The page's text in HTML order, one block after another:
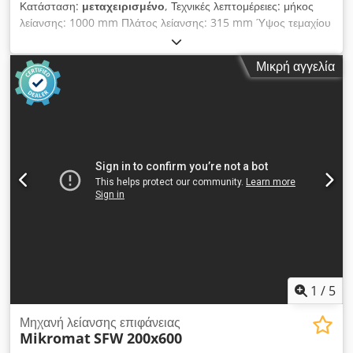
Κατάσταση: μεταχειρισμένο, Τεχνικές λεπτομέρειες: μήκος
λείανσης: 1000 mm Πλάτος λείανσης: 315 mm Ύψος τεμαχίου
εργασίας: 390 mm Dodpfx Aou Ngn Sjqiokr Ταχύτητα
τραπέζης: 2,5-25 m/min Επιφάνεια σύσφιξης τραπεζιού: 250 x
1000 mm Απόσταση τραπέζι - κέντρο ατράκτου: 550 mm
Διαστάσεις τροχού λείανσης: Ø μέγ. 315 x 13-63 x διάμετρος
οπής Ø 75 mm Τάση ελέγχου: 220 / 50Hz V/Hz Συνολική
τμήμα. *
Μικρή αγγελία
1 / 5
Μηχανή λείανσης επιφάνειας
MikromatSFW 200x600